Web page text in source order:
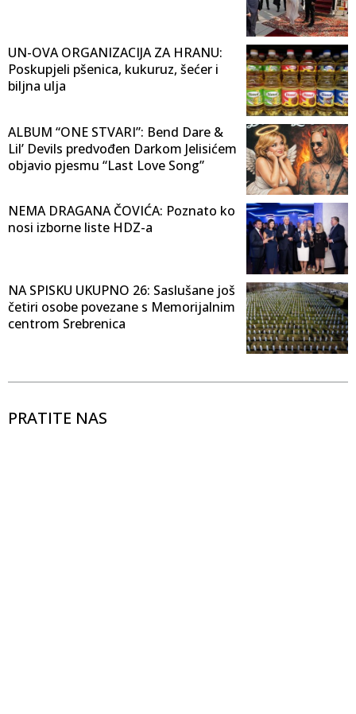
UN-OVA ORGANIZACIJA ZA HRANU:
Poskupjeli pšenica, kukuruz, šećer i
biljna ulja
ALBUM “ONE STVARI”: Bend Dare &
Lil’ Devils predvođen Darkom Jelisićem
objavio pjesmu “Last Love Song”
NEMA DRAGANA ČOVIĆA: Poznato ko
nosi izborne liste HDZ-a
NA SPISKU UKUPNO 26: Saslušane još
četiri osobe povezane s Memorijalnim
centrom Srebrenica
PRATITE NAS